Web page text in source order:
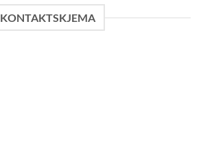
KONTAKTSKJEMA